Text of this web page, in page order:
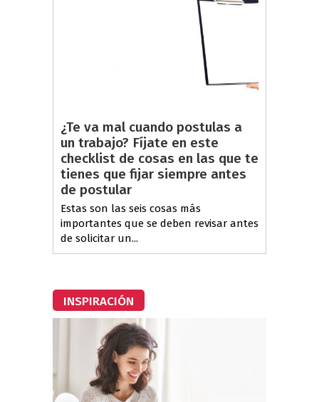
¿Te va mal cuando postulas a
un trabajo? Fíjate en este
checklist de cosas en las que te
tienes que fijar siempre antes
de postular
Estas son las seis cosas más
importantes que se deben revisar antes
de solicitar un...
INSPIRACIÓN